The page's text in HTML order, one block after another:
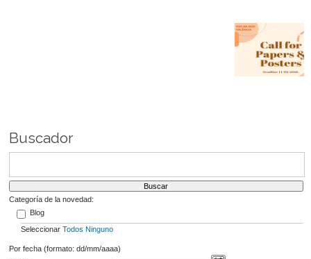
Buscador
Categoría de la novedad:
Blog
Seleccionar Todos Ninguno
Por fecha (formato: dd/mm/aaaa)